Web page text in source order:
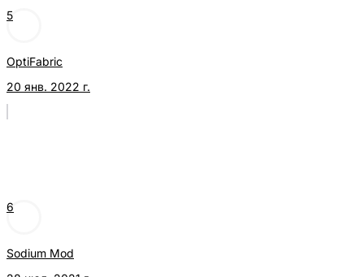
5
OptiFabric
20 янв. 2022 г.
6
Sodium Mod